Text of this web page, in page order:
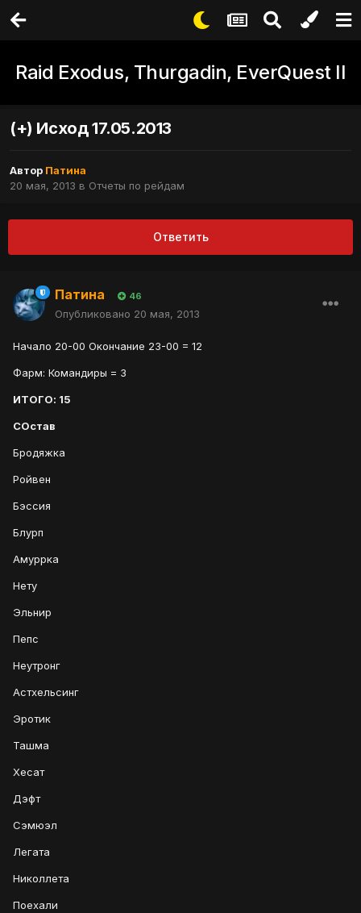
Raid Exodus, Thurgadin, EverQuest II
(+) Исход 17.05.2013
Автор Патина
20 мая, 2013 в Отчеты по рейдам
Ответить
Патина 46
Опубликовано 20 мая, 2013
Начало 20-00 Окончание 23-00 = 12
Фарм: Командиры = 3
ИТОГО: 15
СОстав
Бродяжка
Ройвен
Бэссия
Блурп
Амуррка
Нету
Эльнир
Пепс
Неутронг
Астхельсинг
Эротик
Ташма
Хесат
Дэфт
Сэмюэл
Легата
Николлета
Поехали